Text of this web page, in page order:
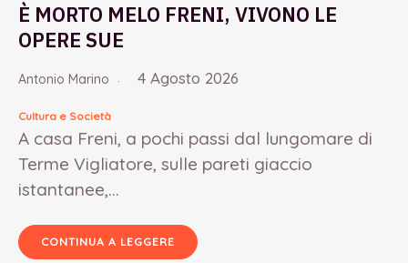
È MORTO MELO FRENI, VIVONO LE
OPERE SUE
Antonio Marino 4 Agosto 2026
Cultura e Società
A casa Freni, a pochi passi dal lungomare di
Terme Vigliatore, sulle pareti giaccio
istantanee,...
CONTINUA A LEGGERE